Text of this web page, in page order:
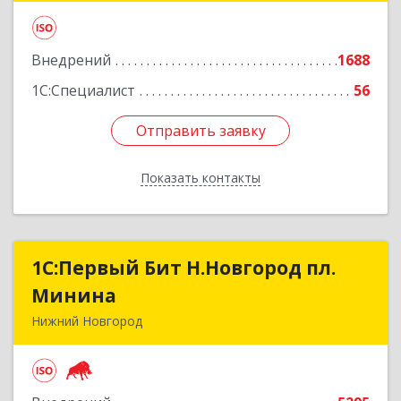
Внедрений
1688
1С:Специалист
56
Отправить заявку
Показать контакты
Отправить заявку
Назад
1С:Первый Бит Н.Новгород пл.
Минина
Нижний Новгород
1С:Первый Бит Н.Новгород пл.